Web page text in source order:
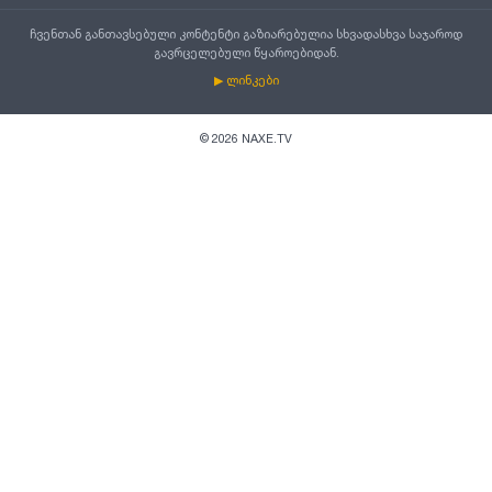
ჩვენთან განთავსებული კონტენტი გაზიარებულია სხვადასხვა საჯაროდ
გავრცელებული წყაროებიდან.
▶ ლინკები
© 2026 NAXE.TV